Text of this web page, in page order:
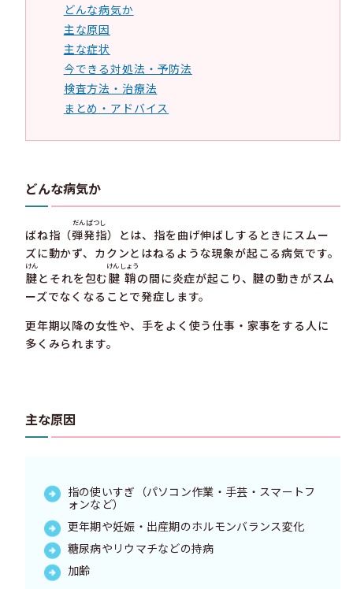
どんな病気か
主な原因
主な症状
今できる対処法・予防法
検査方法・治療法
まとめ・アドバイス
どんな病気か
ばね指（弾発指
だんぱつし
）とは、指を曲げ伸ばしするときにスムー
ズに動かず、カクンとはねるような現象が起こる病気です。
腱
けん
とそれを包む腱鞘
けんしょう
の間に炎症が起こり、腱の動きがスム
ーズでなくなることで発症します。
更年期以降の女性や、手をよく使う仕事・家事をする人に
多くみられます。
主な原因
指の使いすぎ（パソコン作業・手芸・スマートフ
ォンなど）
更年期や妊娠・出産期のホルモンバランス変化
糖尿病やリウマチなどの持病
加齢